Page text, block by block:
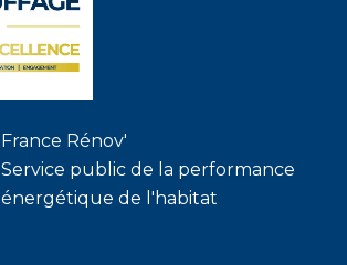
France Rénov'
Service public de la performance
énergétique de l'habitat